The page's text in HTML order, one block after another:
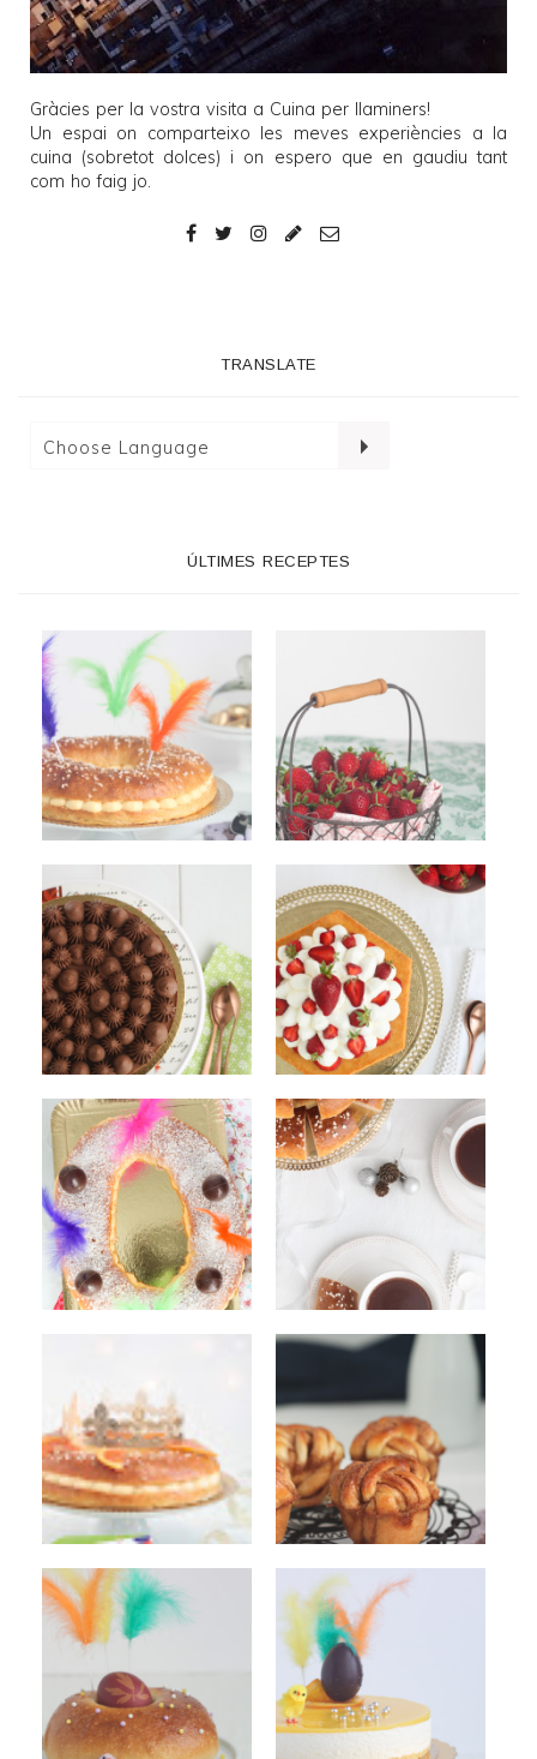
Gràcies per la vostra visita a Cuina per llaminers!
Un espai on comparteixo les meves experiències a la
cuina (sobretot dolces) i on espero que en gaudiu tant
com ho faig jo.
TRANSLATE
ÚLTIMES RECEPTES